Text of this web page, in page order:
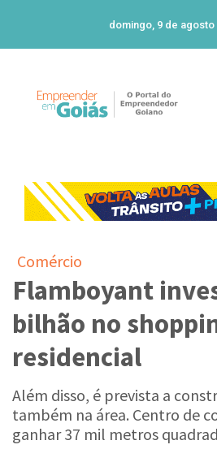
domingo, 9 de agosto
Comércio
Flamboyant
bilhão no
residencial
Além disso, é prevista a
também na área. Centro de
ganhar 37 mil metros